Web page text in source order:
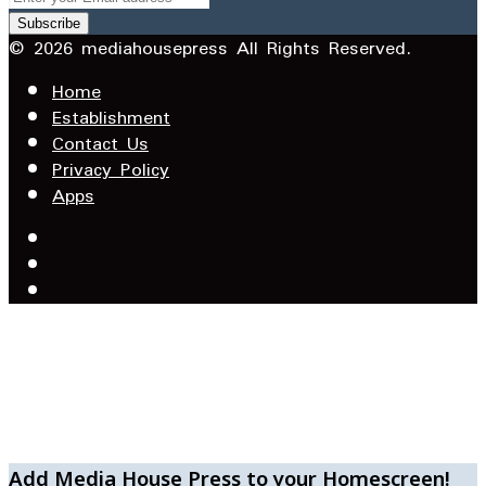
your
Email
© 2026 mediahousepress All Rights Reserved.
Home
Establishment
Contact Us
Privacy Policy
Apps
Add Media House Press to your Homescreen!